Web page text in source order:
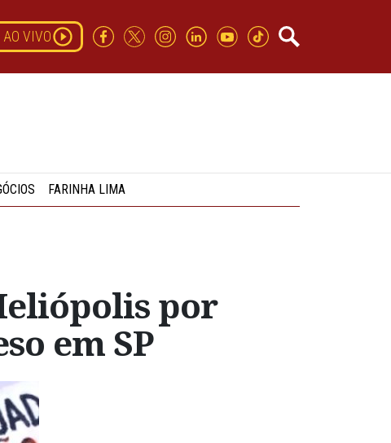
AO VIVO
FARINHA LIMA
por
em SP